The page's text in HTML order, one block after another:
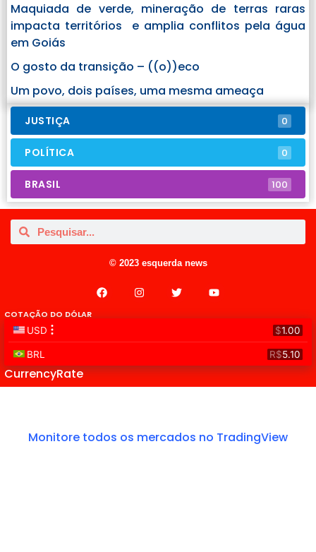
Maquiada de verde, mineração de terras raras
impacta territórios e amplia conflitos pela água
em Goiás
O gosto da transição – ((o))eco
Um povo, dois países, uma mesma ameaça
JUSTIÇA 0
POLÍTICA 0
BRASIL 100
© 2023 esquerda news
COTAÇÃO DO DÓLAR
CurrencyRate
Monitore todos os mercados no TradingView